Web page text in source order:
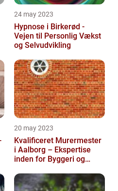
24 may 2023
Hypnose i Birkerød -
Vejen til Personlig Vækst
og Selvudvikling
20 may 2023
Kvalificeret Murermester
i Aalborg – Ekspertise
inden for Byggeri og